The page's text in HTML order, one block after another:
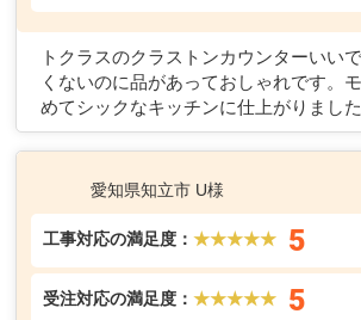
トクラスのクラストンカウンターいい
くないのに品があっておしゃれです。
めてシックなキッチンに仕上がりました
愛知県知立市 U様
工事対応の満足度：★★★★★ 5
受注対応の満足度：★★★★★ 5